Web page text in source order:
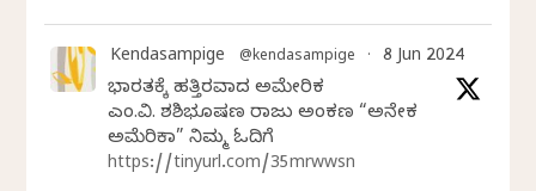
Kendasampige @kendasampige · 8 Jun 2024
ಭಾರತಕ್ಕೆ ಹತ್ತಿರವಾದ ಅಮೇರಿಕ
ಎಂ.ವಿ. ಶಶಿಭೂಷಣ ರಾಜು ಅಂಕಣ “ಅನೇಕ
ಅಮೆರಿಕಾ” ನಿಮ್ಮ ಓದಿಗೆ
https://tinyurl.com/35mrwwsn